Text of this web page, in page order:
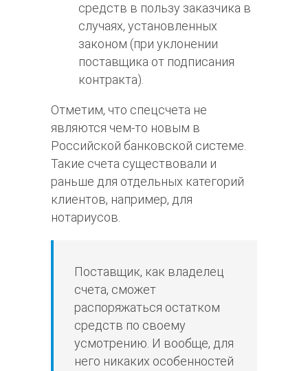
средств в пользу заказчика в
случаях, установленных
законом (при уклонении
поставщика от подписания
контракта).
Отметим, что спецсчета не
являются чем-то новым в
Российской банковской системе.
Такие счета существовали и
раньше для отдельных категорий
клиентов, например, для
нотариусов.
Поставщик, как владелец
счета, сможет
распоряжаться остатком
средств по своему
усмотрению. И вообще, для
него никаких особенностей